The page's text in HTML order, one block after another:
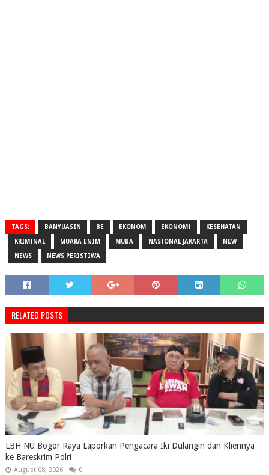
TAGS: BANYUASIN BE EKONOM EKONOMI KESEHATAN
KRIMINAL MUARA ENIM MUBA NASIONAL JAKARTA NEW
NEWS NEWS PERISTIWA
RELATED POSTS
LBH NU Bogor Raya Laporkan Pengacara Iki Dulangin dan Kliennya
ke Bareskrim Polri
August 08, 2026 0